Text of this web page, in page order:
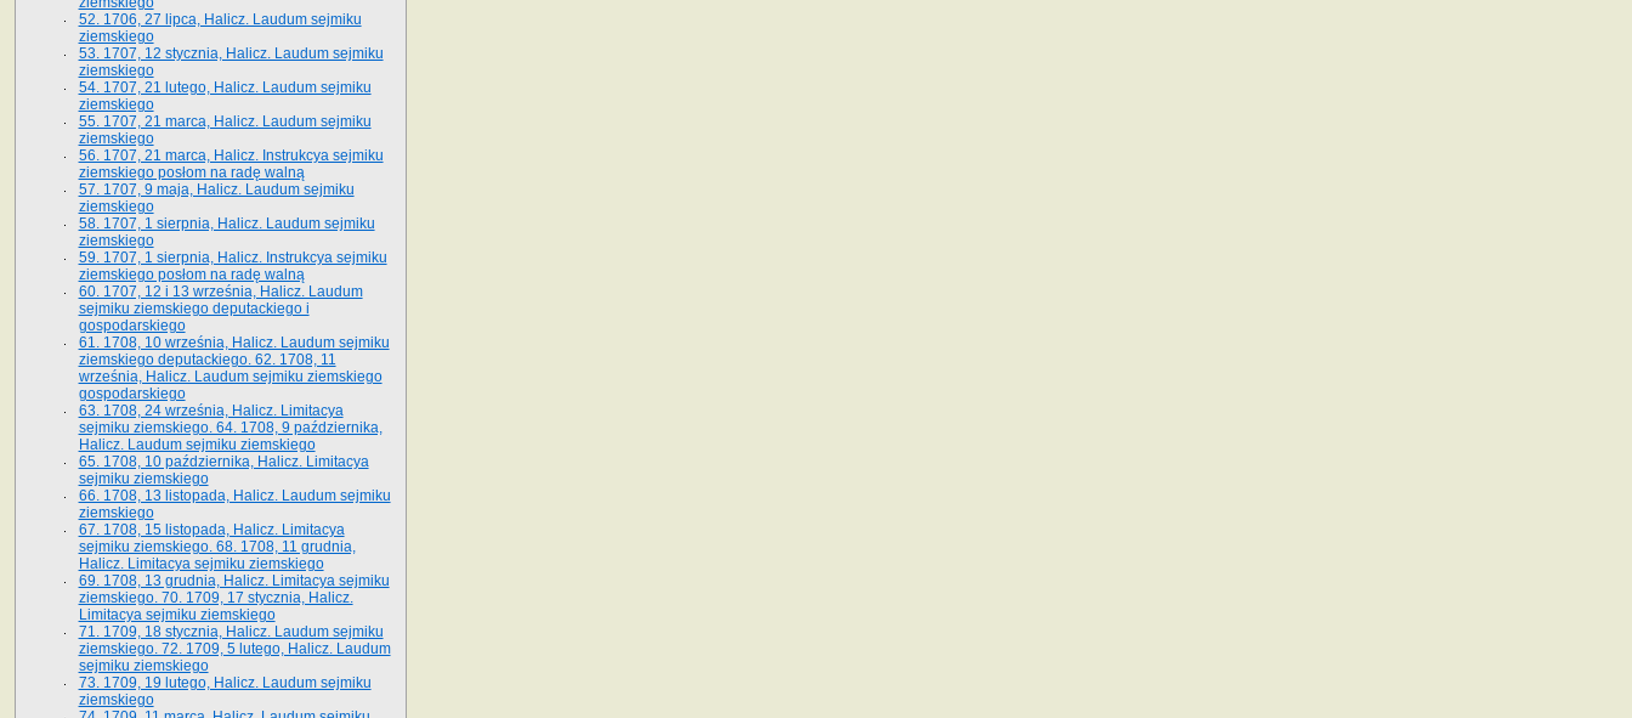
52. 1706, 27 lipca, Halicz. Laudum sejmiku
ziemskiego
53. 1707, 12 stycznia, Halicz. Laudum sejmiku
ziemskiego
54. 1707, 21 lutego, Halicz. Laudum sejmiku
ziemskiego
55. 1707, 21 marca, Halicz. Laudum sejmiku
ziemskiego
56. 1707, 21 marca, Halicz. Instrukcya sejmiku
ziemskiego posłom na radę walną
57. 1707, 9 maja, Halicz. Laudum sejmiku
ziemskiego
58. 1707, 1 sierpnia, Halicz. Laudum sejmiku
ziemskiego
59. 1707, 1 sierpnia, Halicz. Instrukcya sejmiku
ziemskiego posłom na radę walną
60. 1707, 12 i 13 września, Halicz. Laudum
sejmiku ziemskiego deputackiego i
gospodarskiego
61. 1708, 10 września, Halicz. Laudum sejmiku
ziemskiego deputackiego. 62. 1708, 11
września, Halicz. Laudum sejmiku ziemskiego
gospodarskiego
63. 1708, 24 września, Halicz. Limitacya
sejmiku ziemskiego. 64. 1708, 9 października,
Halicz. Laudum sejmiku ziemskiego
65­. 1708, 10 października, Halicz. Limitacya
sejmiku ziemskiego
66. 1708, 13 listopada, Halicz. Laudum sejmiku
ziemskiego
67. 1708, 15 listopada, Halicz. Limitacya
sejmiku ziemskiego. 68. 1708, 11 grudnia,
Halicz. Limitacya sejmiku ziemskiego
69. 1708, 13 grudnia, Halicz. Limitacya sejmiku
ziemskiego. 70. 1709, 17 stycznia, Halicz.
Limitacya sejmiku ziemskiego
71. 1709, 18 stycznia, Halicz. Laudum sejmiku
ziemskiego. 72. 1709, 5 lutego, Halicz. Laudum
sejmiku ziemskiego
73. 1709, 19 lutego, Halicz. Laudum sejmiku
ziemskiego